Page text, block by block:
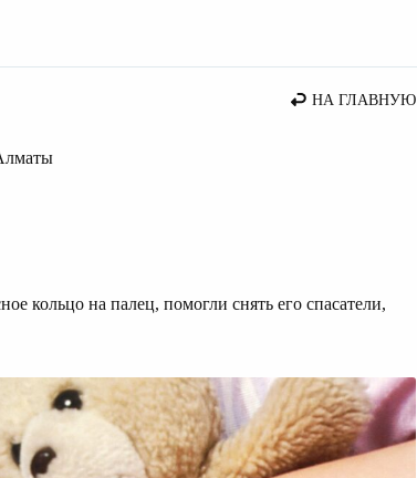
НА ГЛАВНУЮ
кольцо на палец, помогли снять его спасатели,